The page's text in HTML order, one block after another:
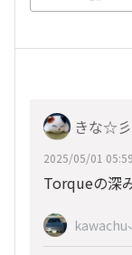
きな☆彡
2025/05/01 05:59
Torqueの深
kawachu、